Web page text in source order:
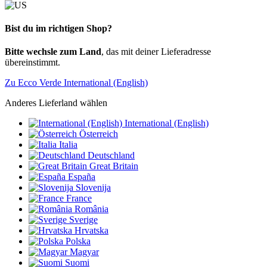
Bist du im richtigen Shop?
Bitte wechsle zum Land, das mit deiner Lieferadresse
übereinstimmt.
Zu Ecco Verde International (English)
Anderes Lieferland wählen
International (English)
Österreich
Italia
Deutschland
Great Britain
España
Slovenija
France
România
Sverige
Hrvatska
Polska
Magyar
Suomi